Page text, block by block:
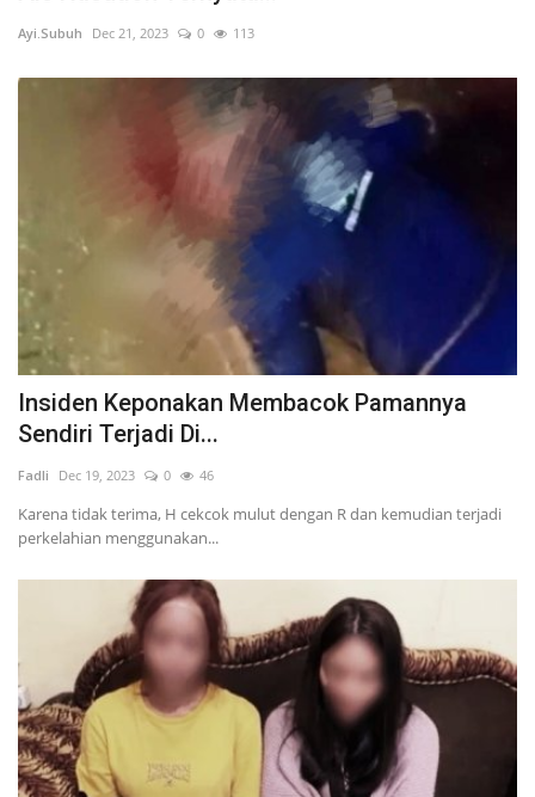
Ayi.Subuh Dec 21, 2023 0 113
Insiden Keponakan Membacok Pamannya
Sendiri Terjadi Di...
Fadli Dec 19, 2023 0 46
Karena tidak terima, H cekcok mulut dengan R dan kemudian terjadi
perkelahian menggunakan...